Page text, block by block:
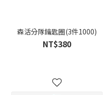
森活分隊鑰匙圈(3件1000)
NT$380